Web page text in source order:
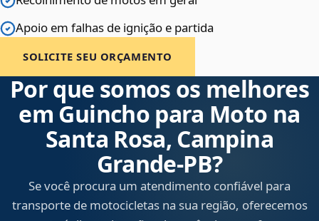
Apoio em falhas de ignição e partida
SOLICITE SEU ORÇAMENTO
Por que somos os melhores
em Guincho para Moto na
Santa Rosa, Campina
Grande‑PB?
Se você procura um atendimento confiável para
transporte de motocicletas na sua região, oferecemos